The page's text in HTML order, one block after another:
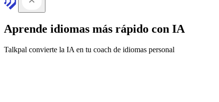
Aprende idiomas más rápido con IA
Talkpal convierte la IA en tu coach de idiomas personal